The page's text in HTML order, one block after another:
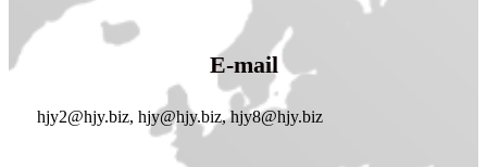
E-mail
hjy2@hjy.biz, hjy@hjy.biz, hjy8@hjy.biz